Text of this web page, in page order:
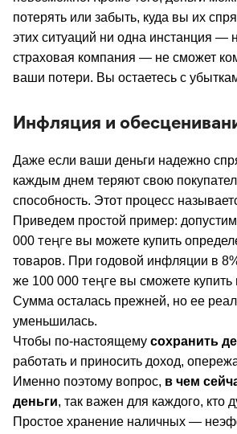
потерять или забыть, куда вы их
этих ситуаций ни одна инстанция —
страховая компания — не сможет
ваши потери. Вы остаетесь с
Инфляция и
Даже если ваши деньги надежно
каждым днем теряют свою
способность. Этот процесс
Приведем простой пример:
000 теңге вы можете купить
товаров. При годовой инфляции в
же 100 000 теңге вы сможете
Сумма осталась прежней, но ее
уменьшилась.
Чтобы по-настоящему сохранить
работать и приносить доход,
Именно поэтому вопрос, в чем
деньги, так важен для каждого, кто
Простое хранение наличных —